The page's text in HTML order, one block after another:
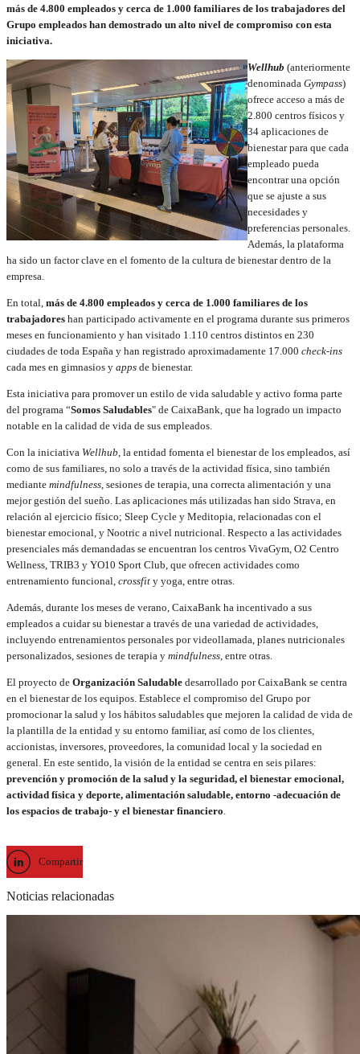
más de 4.800 empleados y cerca de 1.000 familiares de los trabajadores del
Grupo empleados han demostrado un alto nivel de compromiso con esta
iniciativa.
Wellhub (anteriormente
denominada Gympass)
ofrece acceso a más de
2.800 centros físicos y
34 aplicaciones de
bienestar para que cada
empleado pueda
encontrar una opción
que se ajuste a sus
necesidades y
preferencias personales.
Además, la plataforma
ha sido un factor clave en el fomento de la cultura de bienestar dentro de la
empresa.
En total, más de 4.800 empleados y cerca de 1.000 familiares de los
trabajadores han participado activamente en el programa durante sus primeros
meses en funcionamiento y han visitado 1.110 centros distintos en 230
ciudades de toda España y han registrado aproximadamente 17.000 check-ins
cada mes en gimnasios y apps de bienestar.
Esta iniciativa para promover un estilo de vida saludable y activo forma parte
del programa “Somos Saludables" de CaixaBank, que ha logrado un impacto
notable en la calidad de vida de sus empleados.
Con la iniciativa Wellhub, la entidad fomenta el bienestar de los empleados, así
como de sus familiares, no solo a través de la actividad física, sino también
mediante mindfulness, sesiones de terapia, una correcta alimentación y una
mejor gestión del sueño. Las aplicaciones más utilizadas han sido Strava, en
relación al ejercicio físico; Sleep Cycle y Meditopia, relacionadas con el
bienestar emocional, y Nootric a nivel nutricional. Respecto a las actividades
presenciales más demandadas se encuentran los centros VivaGym, O2 Centro
Wellness, TRIB3 y YO10 Sport Club, que ofrecen actividades como
entrenamiento funcional, crossfit y yoga, entre otras.
Además, durante los meses de verano, CaixaBank ha incentivado a sus
empleados a cuidar su bienestar a través de una variedad de actividades,
incluyendo entrenamientos personales por videollamada, planes nutricionales
personalizados, sesiones de terapia y mindfulness, entre otras.
El proyecto de Organización Saludable desarrollado por CaixaBank se centra
en el bienestar de los equipos. Establece el compromiso del Grupo por
promocionar la salud y los hábitos saludables que mejoren la calidad de vida de
la plantilla de la entidad y su entorno familiar, así como de los clientes,
accionistas, inversores, proveedores, la comunidad local y la sociedad en
general. En este sentido, la visión de la entidad se centra en seis pilares:
prevención y promoción de la salud y la seguridad, el bienestar emocional,
actividad física y deporte, alimentación saludable, entorno -adecuación de
los espacios de trabajo- y el bienestar financiero
Compartir
Noticias relacionadas